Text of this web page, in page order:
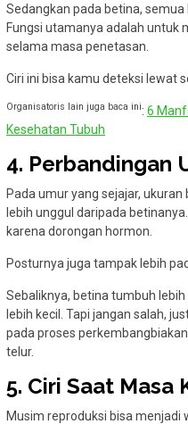
Sedangkan pada betina, semua
Fungsi utamanya adalah untuk
selama masa penetasan.
Ciri ini bisa kamu deteksi lewat
Organisatoris lain juga baca ini: 6
Kesehatan Tubuh
4. Perbandingan
Pada umur yang sejajar,
lebih unggul daripada
karena dorongan hormon.
Posturnya juga tampak lebih
Sebaliknya, betina tumbuh
lebih kecil. Tapi jangan salah,
pada proses
telur.
5. Ciri Saat Masa
Musim reproduksi bisa menjadi